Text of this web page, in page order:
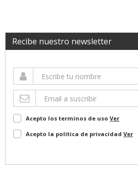
Recibe nuestro newsletter
Acepto los terminos de uso Ver
Acepto la política de privacidad Ver